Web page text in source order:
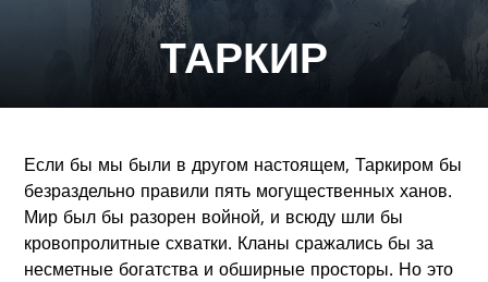
ТАРКИР
Если бы мы были в другом настоящем, Таркиром бы
безраздельно правили пять могущественных ханов.
Мир был бы разорен войной, и всюду шли бы
кровопролитные схватки. Кланы сражались бы за
несметные богатства и обширные просторы. Но это